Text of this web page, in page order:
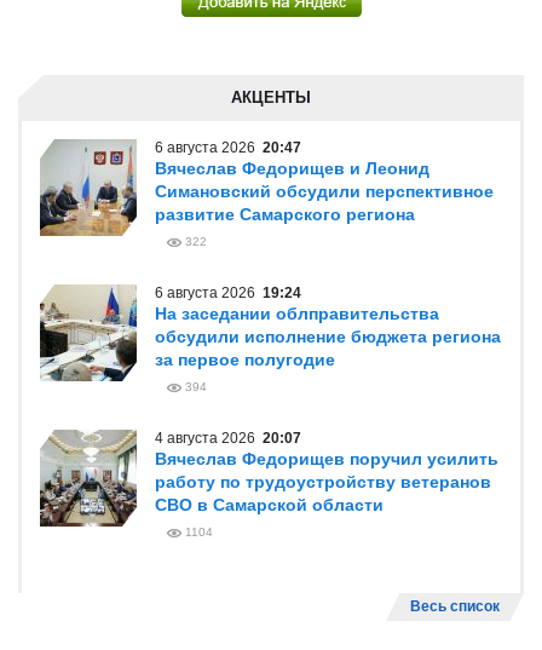
АКЦЕНТЫ
6 августа 2026 20:47
Вячеслав Федорищев и Леонид
Симановский обсудили перспективное
развитие Самарского региона
322
6 августа 2026 19:24
На заседании облправительства
обсудили исполнение бюджета региона
за первое полугодие
394
4 августа 2026 20:07
Вячеслав Федорищев поручил усилить
работу по трудоустройству ветеранов
СВО в Самарской области
1104
Весь список